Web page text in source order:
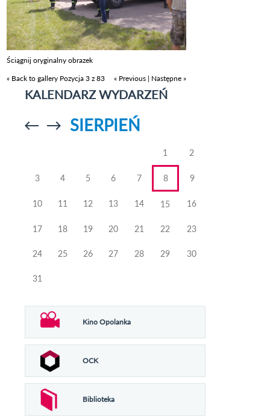
Ściągnij oryginalny obrazek
« Back to gallery Pozycja 3 z 83 « Previous | Następne »
KALENDARZ WYDARZEŃ
Przejdź doPrzejdź do
SIERPIEŃ
1 2
3 4 5 6 7 8 9
10 11 12 13 14 15 16
17 18 19 20 21 22 23
24 25 26 27 28 29 30
31
Kino Opolanka
OCK
Biblioteka